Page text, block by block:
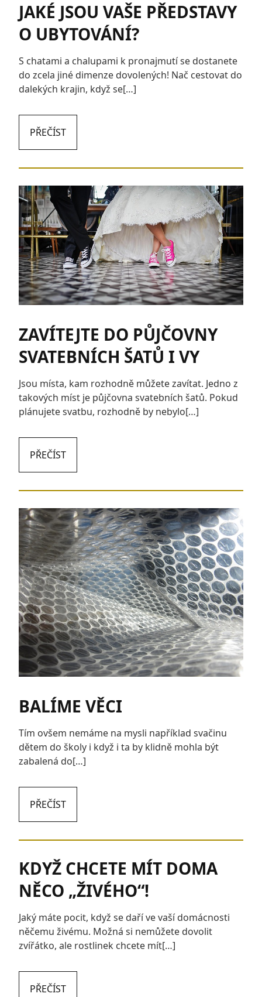
JAKÉ JSOU VAŠE PŘEDSTAVY
O UBYTOVÁNÍ?
S chatami a chalupami k pronajmutí se dostanete
do zcela jiné dimenze dovolených! Nač cestovat do
dalekých krajin, když se[…]
PŘEČÍST
ZAVÍTEJTE DO PŮJČOVNY
SVATEBNÍCH ŠATŮ I VY
Jsou místa, kam rozhodně můžete zavítat. Jedno z
takových míst je půjčovna svatebních šatů. Pokud
plánujete svatbu, rozhodně by nebylo[…]
PŘEČÍST
BALÍME VĚCI
Tím ovšem nemáme na mysli například svačinu
dětem do školy i když i ta by klidně mohla být
zabalená do[…]
PŘEČÍST
KDYŽ CHCETE MÍT DOMA
NĚCO „ŽIVÉHO“!
Jaký máte pocit, když se daří ve vaší domácnosti
něčemu živému. Možná si nemůžete dovolit
zvířátko, ale rostlinek chcete mít[…]
PŘEČÍST